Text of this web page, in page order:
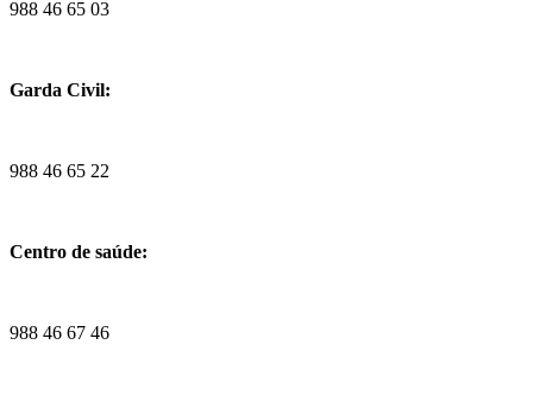
988 46 65 03
Garda Civil:
988 46 65 22
Centro de saúde:
988 46 67 46